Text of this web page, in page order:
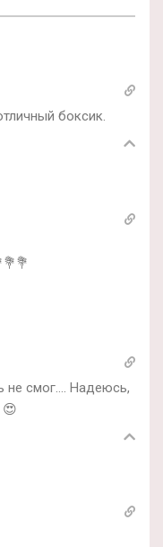
боксик.
не смог…. Надеюсь,
😍